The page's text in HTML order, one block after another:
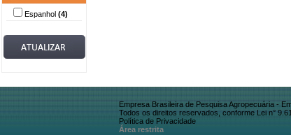
Espanhol (4)
Empresa Brasileira de Pesquisa Agropecuária -
Todos os direitos reservados, conforme Lei n°
Política de Privacidade
Área restrita